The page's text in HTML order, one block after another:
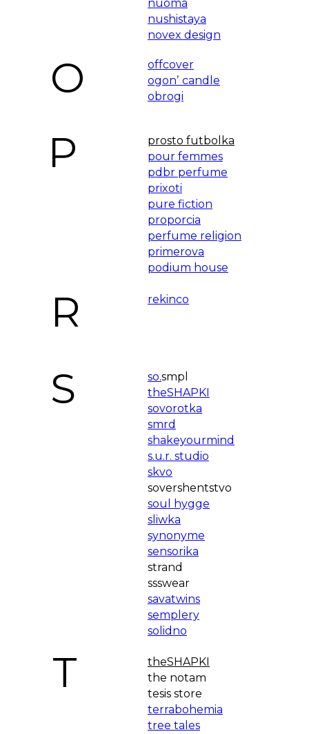
nuoma
nushistaya
novex design
offcover
ogonʼ candle
obrogi
O
P
prosto futbolka
pour femmes
pdbr perfume
prixoti
pure fiction
proporcia
perfume religion
primerova
podium house
rekinco
so.smpl
theSHAPKI
sovorotka
smrd
shakeyourmind
s.u.r. studio
skvo
sovershentstvo
soul hygge
sliwka
synonyme
sensorika
strand
ssswear
savatwins
semplery
solidno
theSHAPKI
the notam
tesis store
terrabohemia
tree tales
R
S
T